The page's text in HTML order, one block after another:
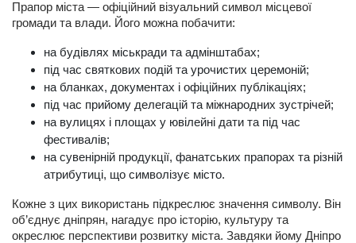
Прапор міста — офіційний візуальний символ місцевої
громади та влади. Його можна побачити:
на будівлях міськради та адмінштабах;
під час святкових подій та урочистих церемоній;
на бланках, документах і офіційних публікаціях;
під час прийому делегацій та міжнародних зустрічей;
на вулицях і площах у ювілейні дати та під час
фестивалів;
на сувенірній продукції, фанатських прапорах та різній
атрибутиці, що символізує місто.
Кожне з цих використань підкреслює значення символу. Він
об’єднує дніпрян, нагадує про історію, культуру та
окреслює перспективи розвитку міста. Завдяки йому Дніпро